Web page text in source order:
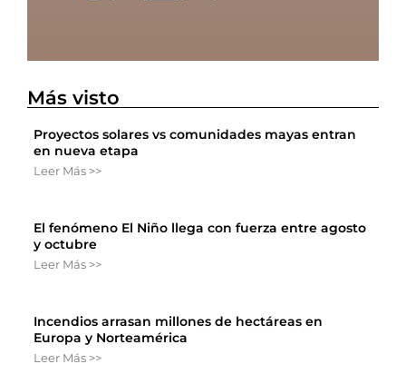
Más visto
Proyectos solares vs comunidades mayas entran
en nueva etapa
Leer Más >>
El fenómeno El Niño llega con fuerza entre agosto
y octubre
Leer Más >>
Incendios arrasan millones de hectáreas en
Europa y Norteamérica
Leer Más >>